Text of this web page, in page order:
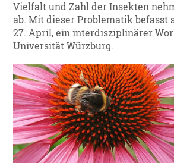
Vielfalt und Zahl der Insekten
ab. Mit dieser Problematik befasst
27. April, ein interdisziplinärer
Universität Würzburg.